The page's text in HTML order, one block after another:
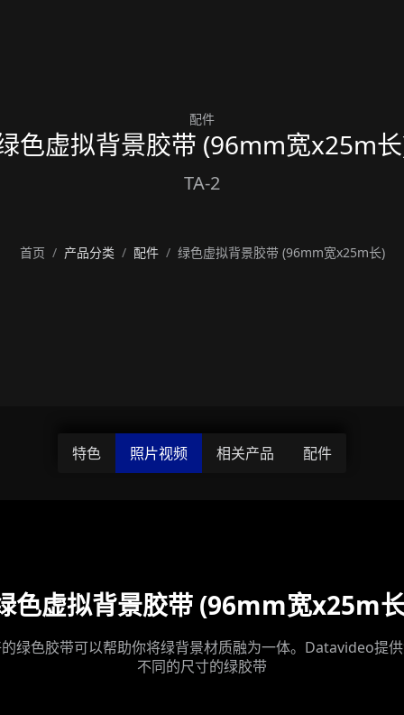
配件
色虚拟背景胶带 (96mm宽x25m
TA-2
首页 产品分类 配件 绿色虚拟背景胶带 (96mm宽x25m长)
特色 照片视频 相关产品 配件
色虚拟背景胶带 (96mm宽x25m
绿色胶带可以帮助你将绿背景材质融为一体。Datavideo提
不同的尺寸的绿胶带